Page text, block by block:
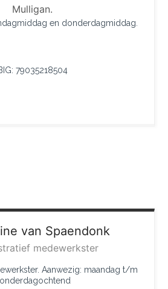
Mulligan.
en donderdagmiddag.
79035218504
van Spaendonk
medewerkster
Aanwezig: maandag t/m